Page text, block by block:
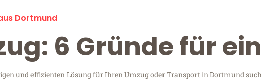
Dortmund
6 Gründe für
und effizienten Lösung für Ihren Umzug oder Transport in Dortmund